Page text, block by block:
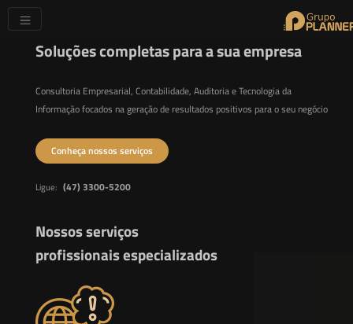
Soluções completas para a sua empresa
Consultoria Empresarial, Contabilidade, Auditoria e Tecnologia da
Informação focados na geração de resultados positivos para o seu negócio
Conheça nossos serviços
Ligue: (47) 3300-5200
Nossos serviços
profissionais especializados